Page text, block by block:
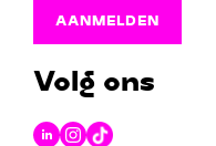
AANMELDEN
Volg ons